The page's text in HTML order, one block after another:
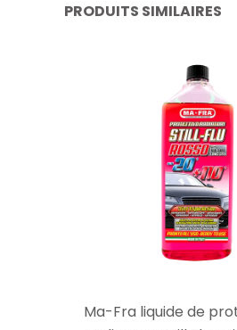
Effet satiné naturel et
Protège contre les
Effet antistatique
Finition mate uniforme
Parfum frais de fleurs
Séchage rapide, pas
Facile à utiliser, résultat
PRODUITS SIMILAIRES
Ma-Fra liquide de